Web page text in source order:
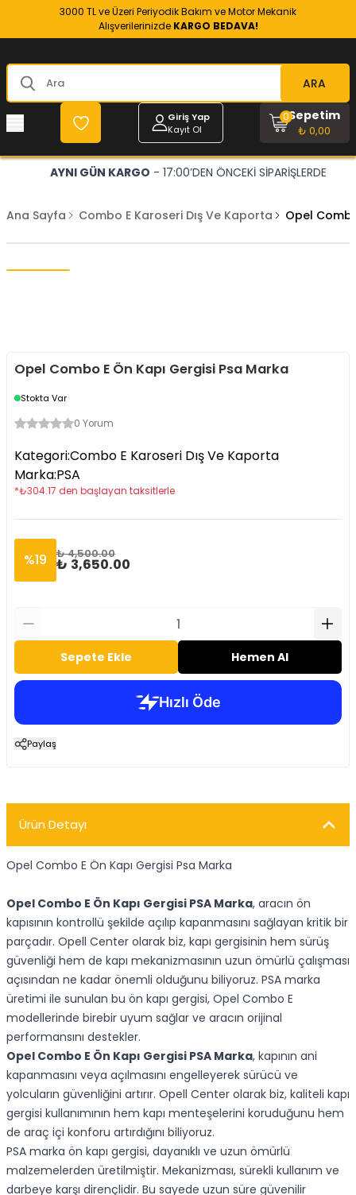
3000 TL ve Üzeri Periyodik Bakım ve Motor Mekanik
Alışverilerinizde KARGO BEDAVA!
ARA
Giriş Yap
Kayıt Ol
Sepetim
₺ 0,00
0
AYNI GÜN KARGO - 17:00’DEN ÖNCEKİ SİPARİŞLERDE
Ana Sayfa Combo E Karoseri Dış Ve Kaporta Opel
Opel Combo E Ön Kapı Gergisi Psa Marka
Stokta Var
0 Yorum
Kategori:Combo E Karoseri Dış Ve Kaporta
Marka:PSA
*₺304.17 den başlayan taksitlerle
%19 ₺ 4,500.00
₺ 3,650.00
Sepete Ekle Hemen Al
Paylaş
Ürün Detayı
Opel Combo E Ön Kapı Gergisi Psa Marka
Opel Combo E Ön Kapı Gergisi PSA Marka, aracın ön
kapısının kontrollü şekilde açılıp kapanmasını sağlayan kritik bir
parçadır. Opell Center olarak biz, kapı gergisinin hem sürüş
güvenliği hem de kapı mekanizmasının uzun ömürlü çalışması
açısından ne kadar önemli olduğunu biliyoruz. PSA marka
üretimi ile sunulan bu ön kapı gergisi, Opel Combo E
modellerinde birebir uyum sağlar ve aracın orijinal
performansını destekler.
Opel Combo E Ön Kapı Gergisi PSA Marka, kapının ani
kapanmasını veya açılmasını engelleyerek sürücü ve
yolcuların güvenliğini artırır. Opell Center olarak biz, kaliteli kapı
gergisi kullanımının hem kapı menteşelerini koruduğunu hem
de araç içi konforu artırdığını biliyoruz.
PSA marka ön kapı gergisi, dayanıklı ve uzun ömürlü
malzemelerden üretilmiştir. Mekanizması, sürekli kullanım ve
darbeye karşı dirençlidir. Bu sayede uzun süre güvenilir